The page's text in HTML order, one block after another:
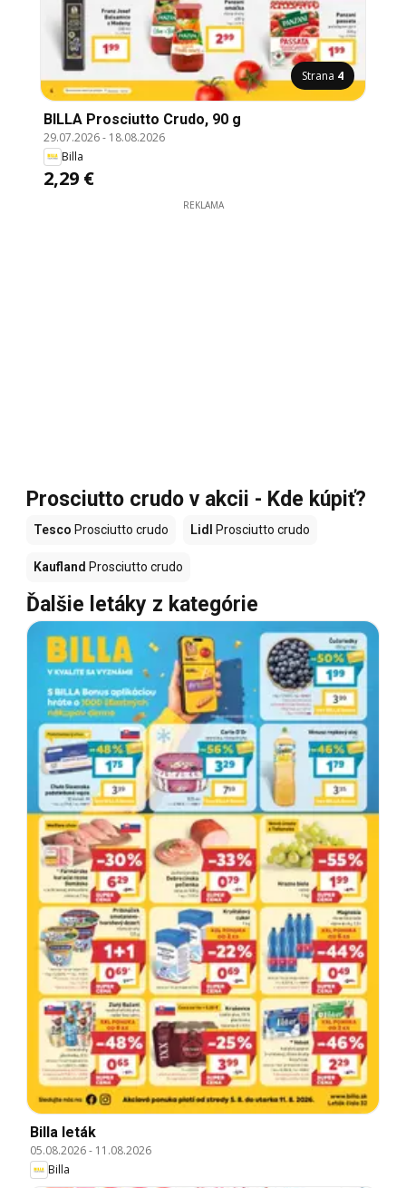
Strana 4
BILLA Prosciutto Crudo, 90 g
29.07.2026- 18.08.2026
Billa
2,29 €
REKLAMA
Prosciutto crudo v akcii - Kde kúpiť?
Tesco Prosciutto crudo Lidl Prosciutto crudo
Kaufland Prosciutto crudo
Ďalšie letáky z kategórie
Billa leták
05.08.2026- 11.08.2026
Billa